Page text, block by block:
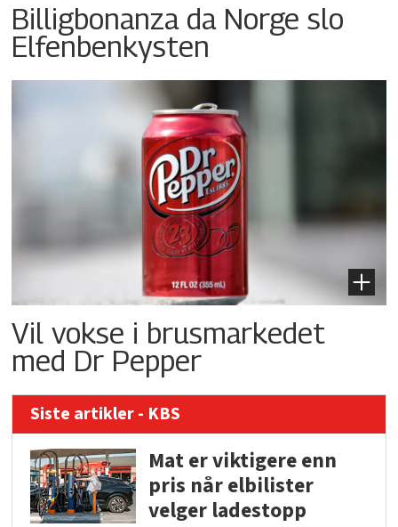
Billigbonanza da Norge slo
Elfenbenkysten
Vil vokse i brusmarkedet
med Dr Pepper
Siste artikler - KBS
Mat er viktigere enn
pris når elbilister
velger ladestopp